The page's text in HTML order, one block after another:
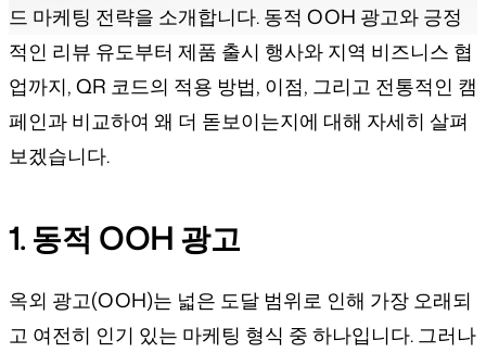
드 마케팅 전략을 소개합니다. 동적 OOH 광고와 긍정
적인 리뷰 유도부터 제품 출시 행사와 지역 비즈니스 협
업까지, QR 코드의 적용 방법, 이점, 그리고 전통적인 캠
페인과 비교하여 왜 더 돋보이는지에 대해 자세히 살펴
보겠습니다.
1. 동적 OOH 광고
옥외 광고(OOH)는 넓은 도달 범위로 인해 가장 오래되
고 여전히 인기 있는 마케팅 형식 중 하나입니다. 그러나